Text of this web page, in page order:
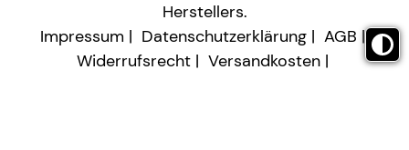
Herstellers.
Impressum
Datenschutzerklärung
AGB
Widerrufsrecht
Versandkosten